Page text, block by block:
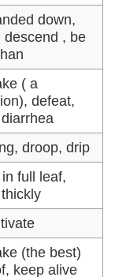
down,
descend , be
( a
defeat,
droop, drip
full leaf,
(the best)
keep alive